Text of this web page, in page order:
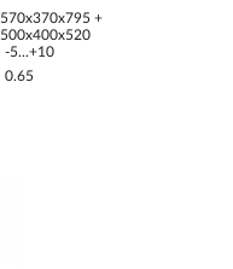
570x370x795 +
500x400x520
-5...+10
0.65